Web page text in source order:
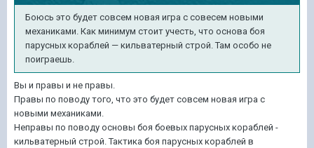
Боюсь это будет совсем новая игра с совесем новыми
механиками. Как минимум стоит учесть, что основа боя
парусных кораблей — кильватерный строй. Там особо не
поиграешь.
Вы и правы и не правы.
Правы по поводу того, что это будет совсем новая игра с
новыми механиками.
Неправы по поводу основы боя боевых парусных кораблей -
кильватерный строй. Тактика боя парусных кораблей в